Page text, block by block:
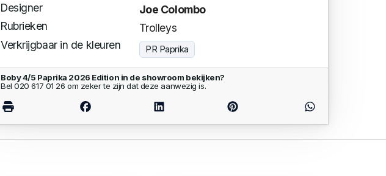
Designer
Joe Colombo
Rubrieken
Trolleys
Verkrijgbaar in de kleuren
PR Paprika
Boby 4/5 Paprika 2026 Edition in de showroom bekijken?
Bel 020 617 01 26 om zeker te zijn dat deze aanwezig is.